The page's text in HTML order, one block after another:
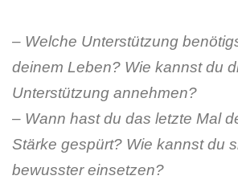
– Welche Unterstützung
deinem Leben? Wie kannst du
Unterstützung annehmen?
– Wann hast du das letzte Mal
Stärke gespürt? Wie kannst du
bewusster einsetzen?